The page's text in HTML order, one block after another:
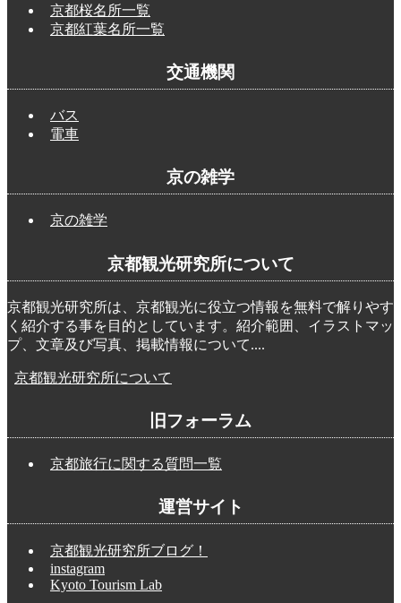
京都桜名所一覧
京都紅葉名所一覧
交通機関
バス
電車
京の雑学
京の雑学
京都観光研究所について
京都観光研究所は、京都観光に役立つ情報を無料で解りやす
く紹介する事を目的としています。紹介範囲、イラストマッ
プ、文章及び写真、掲載情報について....
京都観光研究所について
旧フォーラム
京都旅行に関する質問一覧
運営サイト
京都観光研究所ブログ！
instagram
Kyoto Tourism Lab